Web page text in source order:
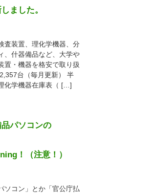
ました。
査装置、理化学機器、分
、什器備品など、大学や
置・機器を格安で取り扱
台（毎月更新） 半
化学機器在庫表（ […]
パソコンの
！（注意！）
ソコン」とか「官公庁払